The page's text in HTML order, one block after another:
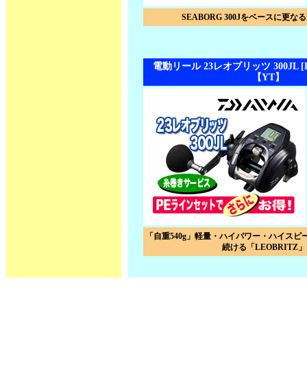
SEABORG 300Jをベースに更な
電動リール 23レオブリッツ 300JL
【YT】
「自重540g」軽量・ハイパワー・ハイス
続ける「LEOBRITZ